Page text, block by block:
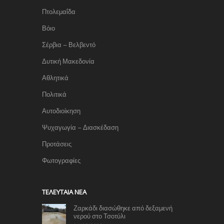
Πτολεμαΐδα
Βόιο
Σέρβια – Βελβεντό
Δυτική Μακεδονία
Αθλητικά
Πολιτικά
Αυτοδιοίκηση
Ψυχαγωγία – Διασκέδαση
Προτάσεις
Φωτογραφίες
TΕΛΕΥΤΑΊΑ ΝΈΑ
Ζαρκάδι διασώθηκε από δεξαμενή
νερού στο Τσοτύλι